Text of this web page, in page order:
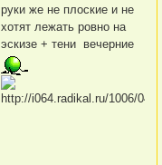
руки же не плоские и не
хотят лежать ровно на
эскизе + тени вечерние